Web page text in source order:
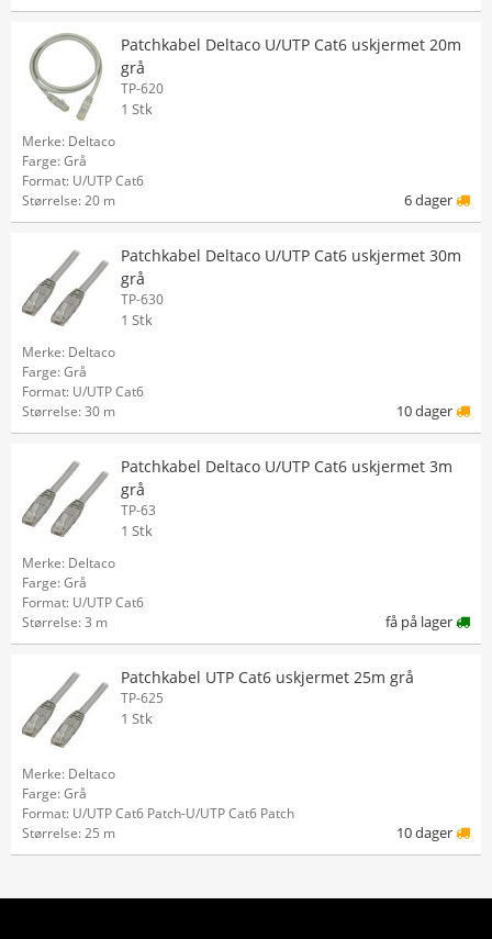
Patchkabel Deltaco U/UTP Cat6 uskjermet 20m
grå
TP-620
1 Stk
Merke: Deltaco
Farge: Grå
Format: U/UTP Cat6
Størrelse: 20 m
6 dager
Patchkabel Deltaco U/UTP Cat6 uskjermet 30m
grå
TP-630
1 Stk
Merke: Deltaco
Farge: Grå
Format: U/UTP Cat6
Størrelse: 30 m
10 dager
Patchkabel Deltaco U/UTP Cat6 uskjermet 3m
grå
TP-63
1 Stk
Merke: Deltaco
Farge: Grå
Format: U/UTP Cat6
Størrelse: 3 m
få på lager
Patchkabel UTP Cat6 uskjermet 25m grå
TP-625
1 Stk
Merke: Deltaco
Farge: Grå
Format: U/UTP Cat6 Patch-U/UTP Cat6 Patch
Størrelse: 25 m
10 dager